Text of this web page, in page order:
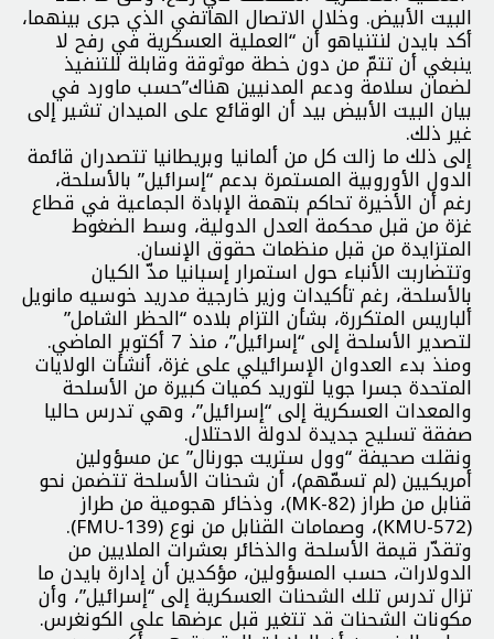
البيت الأبيض. وخلال الاتصال الهاتفي الذي جرى بينهما،
أكد بايدن لنتنياهو أن “العملية العسكرية في رفح لا
ينبغي أن تتمّ من دون خطة موثوقة وقابلة للتنفيذ
لضمان سلامة ودعم المدنيين هناك”حسب ماورد في
بيان البيت الأبيض بيد أن الوقائع على الميدان تشير إلى
غير ذلك.
إلى ذلك ما زالت كل من ألمانيا وبريطانيا تتصدران قائمة
الدول الأوروبية المستمرة بدعم “إسرائيل” بالأسلحة،
رغم أن الأخيرة تحاكم بتهمة الإبادة الجماعية في قطاع
غزة من قبل محكمة العدل الدولية، وسط الضغوط
المتزايدة من قبل منظمات حقوق الإنسان.
وتتضاربت الأنباء حول استمرار إسبانيا مدّ الكيان
بالأسلحة، رغم تأكيدات وزير خارجية مدريد خوسيه مانويل
ألباريس المتكررة، بشأن التزام بلاده “الحظر الشامل”
لتصدير الأسلحة إلى “إسرائيل”، منذ 7 أكتوبر الماضي.
ومنذ بدء العدوان الإسرائيلي على غزة، أنشأت الولايات
المتحدة جسرا جويا لتوريد كميات كبيرة من الأسلحة
والمعدات العسكرية إلى “إسرائيل”، وهي تدرس حاليا
صفقة تسليح جديدة لدولة الاحتلال.
ونقلت صحيفة “وول ستريت جورنال” عن مسؤولين
أمريكيين (لم تسمّهم)، أن شحنات الأسلحة تتضمن نحو
قنابل من طراز (MK-82)، وذخائر هجومية من طراز
(KMU-572)، وصمامات القنابل من نوع (FMU-139).
وتقدّر قيمة الأسلحة والذخائر بعشرات الملايين من
الدولارات، حسب المسؤولين، مؤكدين أن إدارة بايدن ما
تزال تدرس تلك الشحنات العسكرية إلى “إسرائيل”، وأن
مكونات الشحنات قد تتغير قبل عرضها على الكونغرس.